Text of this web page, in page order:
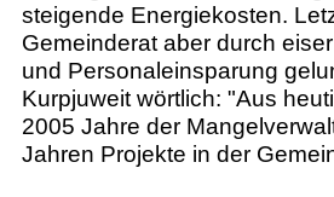
steigende Energiekosten.
Gemeinderat aber durch
und Personaleinsparung
Kurpjuweit wörtlich: "Aus
2005 Jahre der
Jahren Projekte in der